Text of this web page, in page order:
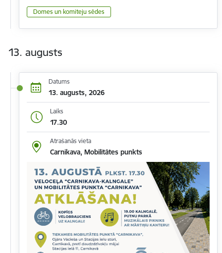
Domes un komiteju sēdes
13. augusts
Datums
13. augusts, 2026
Laiks
17.30
Atrašanās vieta
Carnikava, Mobilitātes punkts